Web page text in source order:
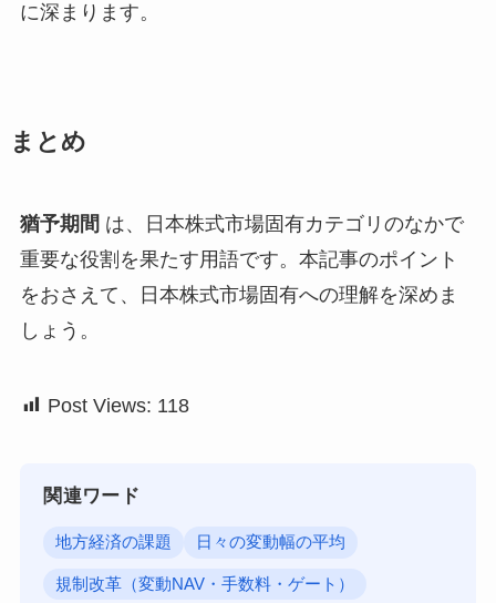
に深まります。
まとめ
猶予期間 は、日本株式市場固有カテゴリのなかで
重要な役割を果たす用語です。本記事のポイント
をおさえて、日本株式市場固有への理解を深めま
しょう。
Post Views: 118
関連ワード
地方経済の課題 日々の変動幅の平均
規制改革（変動NAV・手数料・ゲート）